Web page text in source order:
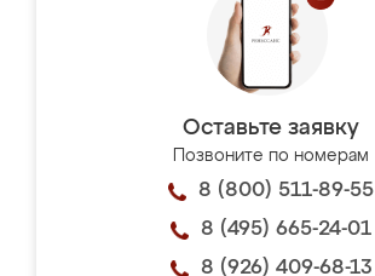
Оставьте заявку
Позвоните по номерам
8 (800) 511-89-55
8 (495) 665-24-01
8 (926) 409-68-13